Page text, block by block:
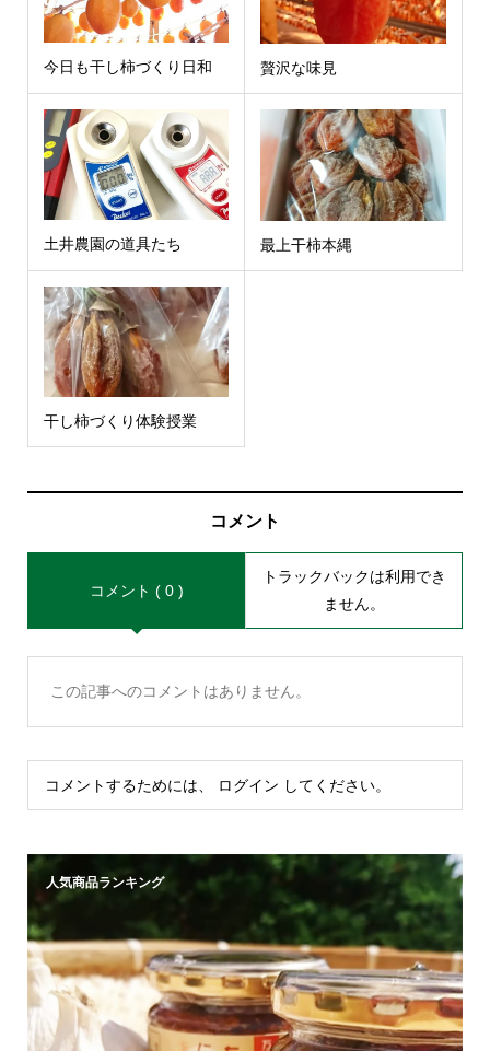
今日も干し柿づくり日和 贅沢な味見
土井農園の道具たち 最上干柿本縄
干し柿づくり体験授業
コメント
コメント ( 0 )
トラックバックは利用でき
ません。
この記事へのコメントはありません。
コメントするためには、 ログイン してください。
人気商品ランキング